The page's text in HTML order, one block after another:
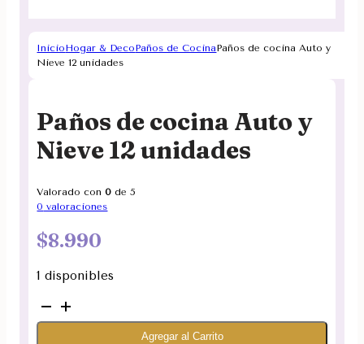
InicioHogar & DecoPaños de CocinaPaños de cocina Auto y
Nieve 12 unidades
Paños de cocina Auto y
Nieve 12 unidades
Valorado con0 de 5
0 valoraciones
$8.990
1 disponibles
Paños
de
Agregar al Carrito